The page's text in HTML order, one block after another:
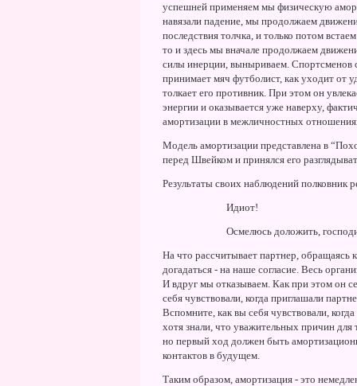
успешней применяем мы физическую
навязали падение, мы продолжаем
последствия толчка, и только потом
то и здесь мы вначале продолжаем
силы инерции, выныриваем. Спортсменов
принимает мяч футболист, как уходит от
толкает его противник. При этом он
энергии и оказывается уже наверху,
амортизации в межличностных
Модель амортизации представлена в
перед Швейком и принялся его
Результаты своих наблюдений полковник
Идиот!
Осмелюсь доложить,
Hа что рассчитывает партнер,
догадаться - на наше согласие. Весь
И вдруг мы отказываем. Как при этом он
себя чувствовали, когда приглашали
Вспомните, как вы себя чувствовали,
хотя знали, что уважительных причин
но первый ход должен быть
контактов в будущем.
Таким образом, амортизация - это